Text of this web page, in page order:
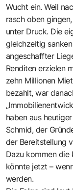
Wucht ein. Weil
rasch oben
unter Druck. Die
gleichzeitig
angeschaffter
Renditen erzielen
zehn Millionen
bezahlt, war
haben aus
Schmid, der
der Bereitstellung
Dazu kommen die
könnte jetzt –
werden.